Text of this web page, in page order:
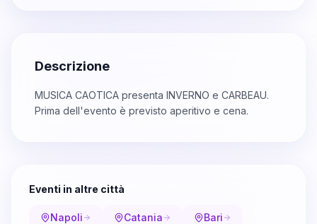
Descrizione
MUSICA CAOTICA presenta INVERNO e CARBEAU.
Prima dell'evento è previsto aperitivo e cena.
Eventi in altre città
Napoli Catania Bari